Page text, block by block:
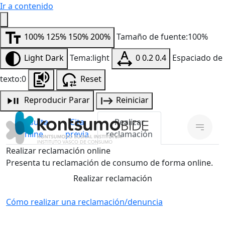
Ir a contenido
100% 125% 150%200% Tamaño de fuente:100%
Light Dark Tema:light 00.20.4 Espaciado de
texto:0
Reset
Reproducir Parar
Reiniciar
Consulta
online
Cita
previa
Realizar
reclamación
Realizar reclamación online
Presenta tu reclamación de consumo de forma online.
Realizar reclamación
Cómo realizar una reclamación/denuncia